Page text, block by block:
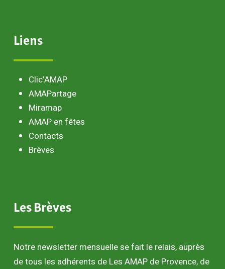
Liens
Clic’AMAP
AMAPartage
Miramap
AMAP en fêtes
Contacts
Brèves
Les Brèves
Notre newsletter mensuelle se fait le relais, auprès
de tous les adhérents de Les AMAP de Provence, de